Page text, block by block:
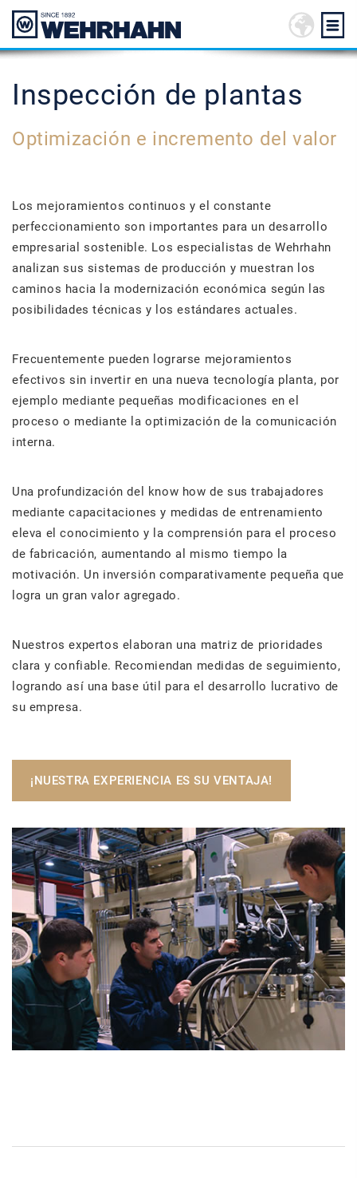
Inspección de plantas
Optimización e incremento del valor
Los mejoramientos continuos y el constante
perfeccionamiento son importantes para un desarrollo
empresarial sostenible. Los especialistas de Wehrhahn
analizan sus sistemas de producción y muestran los
caminos hacia la modernización económica según las
posibilidades técnicas y los estándares actuales.
Frecuentemente pueden lograrse mejoramientos
efectivos sin invertir en una nueva tecnología planta, por
ejemplo mediante pequeñas modificaciones en el
proceso o mediante la optimización de la comunicación
interna.
Una profundización del know how de sus trabajadores
mediante capacitaciones y medidas de entrenamiento
eleva el conocimiento y la comprensión para el proceso
de fabricación, aumentando al mismo tiempo la
motivación. Un inversión comparativamente pequeña que
logra un gran valor agregado.
Nuestros expertos elaboran una matriz de prioridades
clara y confiable. Recomiendan medidas de seguimiento,
logrando así una base útil para el desarrollo lucrativo de
su empresa.
¡NUESTRA EXPERIENCIA ES SU VENTAJA!